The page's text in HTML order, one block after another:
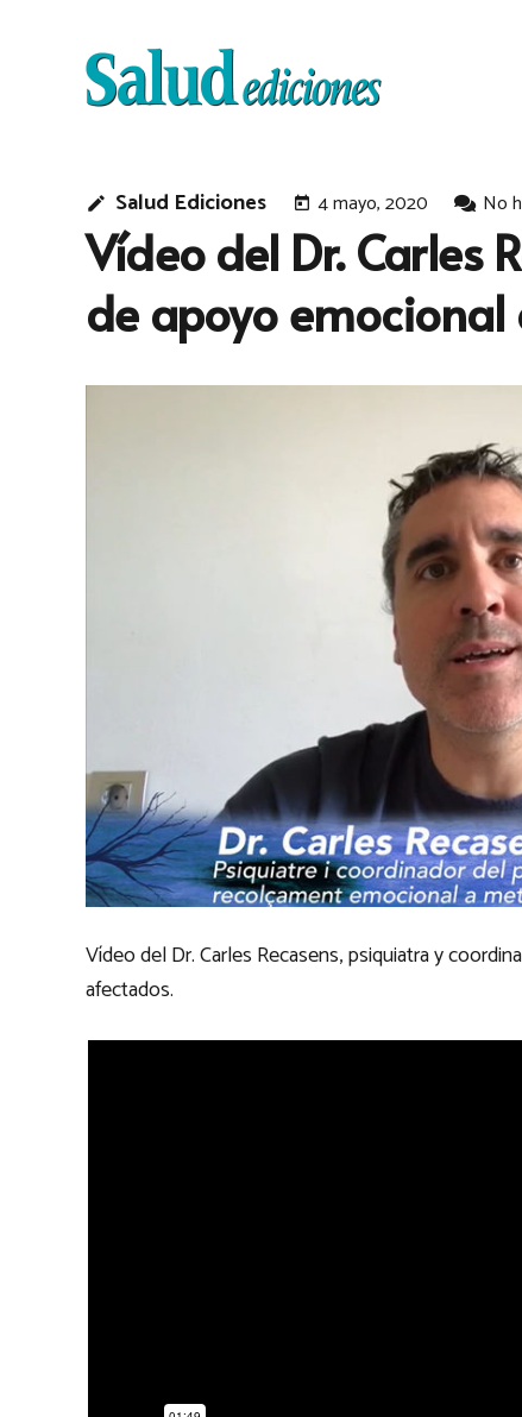
edit Salud Ediciones today 4 mayo, 2020 No
Vídeo del Dr. Carles
de apoyo
Vídeo del Dr. Carles Recasens, psiquiatra y
afectados.